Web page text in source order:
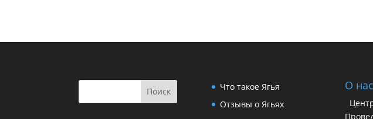
Что такое Ягья
Отзывы о Ягьях
О нас